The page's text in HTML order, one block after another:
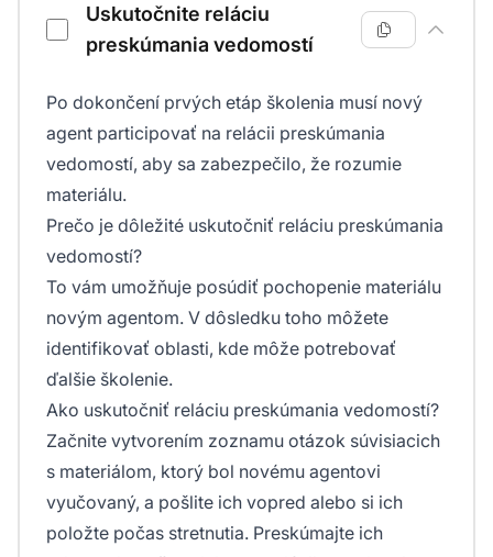
Uskutočnite reláciu
preskúmania vedomostí
Po dokončení prvých etáp školenia musí nový
agent participovať na relácii preskúmania
vedomostí, aby sa zabezpečilo, že rozumie
materiálu.
Prečo je dôležité uskutočniť reláciu preskúmania
vedomostí?
To vám umožňuje posúdiť pochopenie materiálu
novým agentom. V dôsledku toho môžete
identifikovať oblasti, kde môže potrebovať
ďalšie školenie.
Ako uskutočniť reláciu preskúmania vedomostí?
Začnite vytvorením zoznamu otázok súvisiacich
s materiálom, ktorý bol novému agentovi
vyučovaný, a pošlite ich vopred alebo si ich
položte počas stretnutia. Preskúmajte ich